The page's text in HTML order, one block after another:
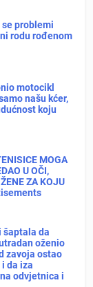
se problemi
rodu rođenom
motocikl
našu kćer,
koju
MOGA
U OČI,
ZA KOJU
šaptala da
oženio
zavoja ostao
da iza
odvjetnica i